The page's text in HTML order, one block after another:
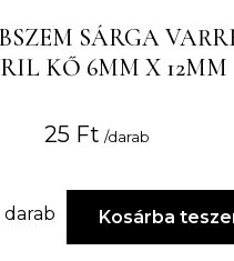
SÁRGA
KŐ 6MM X 12MM
25 Ft /darab
darab Kosárba